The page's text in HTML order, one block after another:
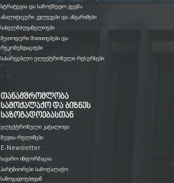
სტრატეგია და სამოქმედო გეგმა
ანალიტიკური კვლევები და ანგარიშები
სახელმძღვანელოები
მეთოდური მითითებები და
რეკომენდაციები
სასარგებლო ელექტრონული რესურსები
თანამშრომლობა
სამოქალაქო და ბიზნეს
საზოგადოებასთან
ელექტრონული კატალოგი
მედია-რელიზები
E-Newsletter
საჯარო ინფორმაცია
პარტნიორები სამოქალაქო
საზოგადოებიდან